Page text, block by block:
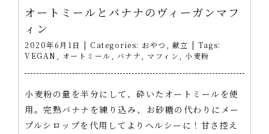
オートミールとバナナのヴィーガンマフ
ィン
2020年6月1日 | Categories: おやつ 献立 | Tags:
VEGAN
オートミール バナナ マフィン 小麦粉
小麦粉の量を半分にして、砕いたオートミールを使
用。完熟バナナを練り込み、お砂糖の代わりにメー
プルシロップを代用してよりヘルシーに！甘さ控え